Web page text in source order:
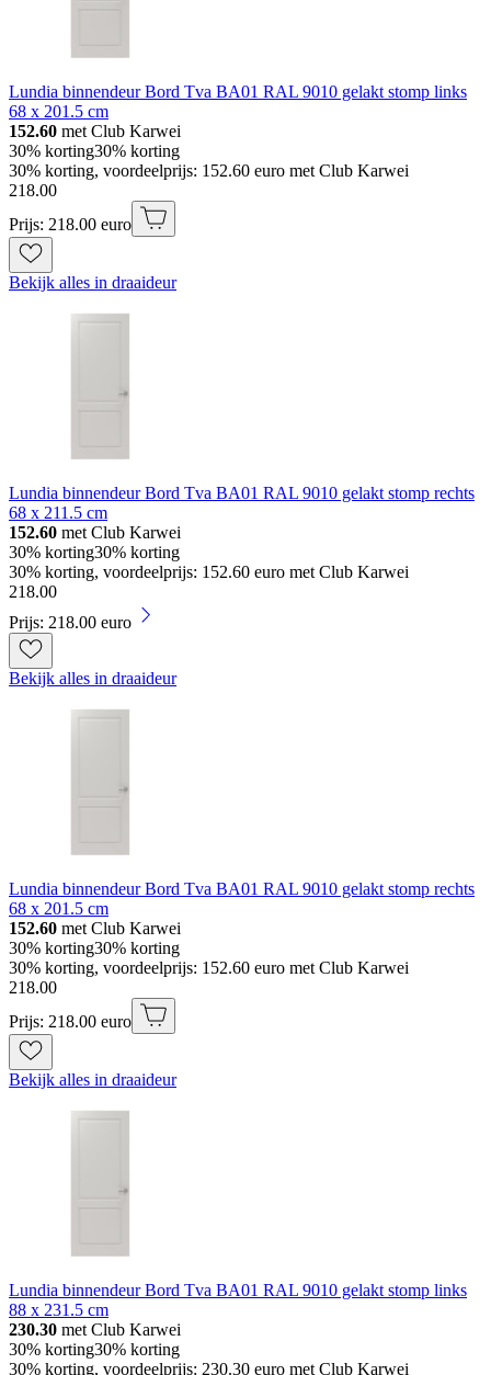
Lundia binnendeur Bord Tva BA01 RAL 9010 gelakt stomp links
68 x 201.5 cm
152.60 met Club Karwei
30% korting30% korting
30% korting, voordeelprijs: 152.60 euro met Club Karwei
218.00
Prijs: 218.00 euro
Bekijk alles in draaideur
Lundia binnendeur Bord Tva BA01 RAL 9010 gelakt stomp rechts
68 x 211.5 cm
152.60 met Club Karwei
30% korting30% korting
30% korting, voordeelprijs: 152.60 euro met Club Karwei
218.00
Prijs: 218.00 euro
Bekijk alles in draaideur
Lundia binnendeur Bord Tva BA01 RAL 9010 gelakt stomp rechts
68 x 201.5 cm
152.60 met Club Karwei
30% korting30% korting
30% korting, voordeelprijs: 152.60 euro met Club Karwei
218.00
Prijs: 218.00 euro
Bekijk alles in draaideur
Lundia binnendeur Bord Tva BA01 RAL 9010 gelakt stomp links
88 x 231.5 cm
230.30 met Club Karwei
30% korting30% korting
30% korting, voordeelprijs: 230.30 euro met Club Karwei